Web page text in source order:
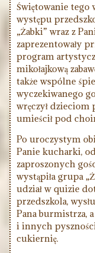
Świętowanie tego
występu
„Żabki” wraz z
zaprezentowały
program
mikołajkową
także wspólne
wyczekiwanego
wręczył
umieścił pod
Po uroczystym
Panie kucharki,
zaproszonych
wystąpiła grupa
udział w quizie
przedszkola,
Pana burmistrza,
i innych
cukiernię.